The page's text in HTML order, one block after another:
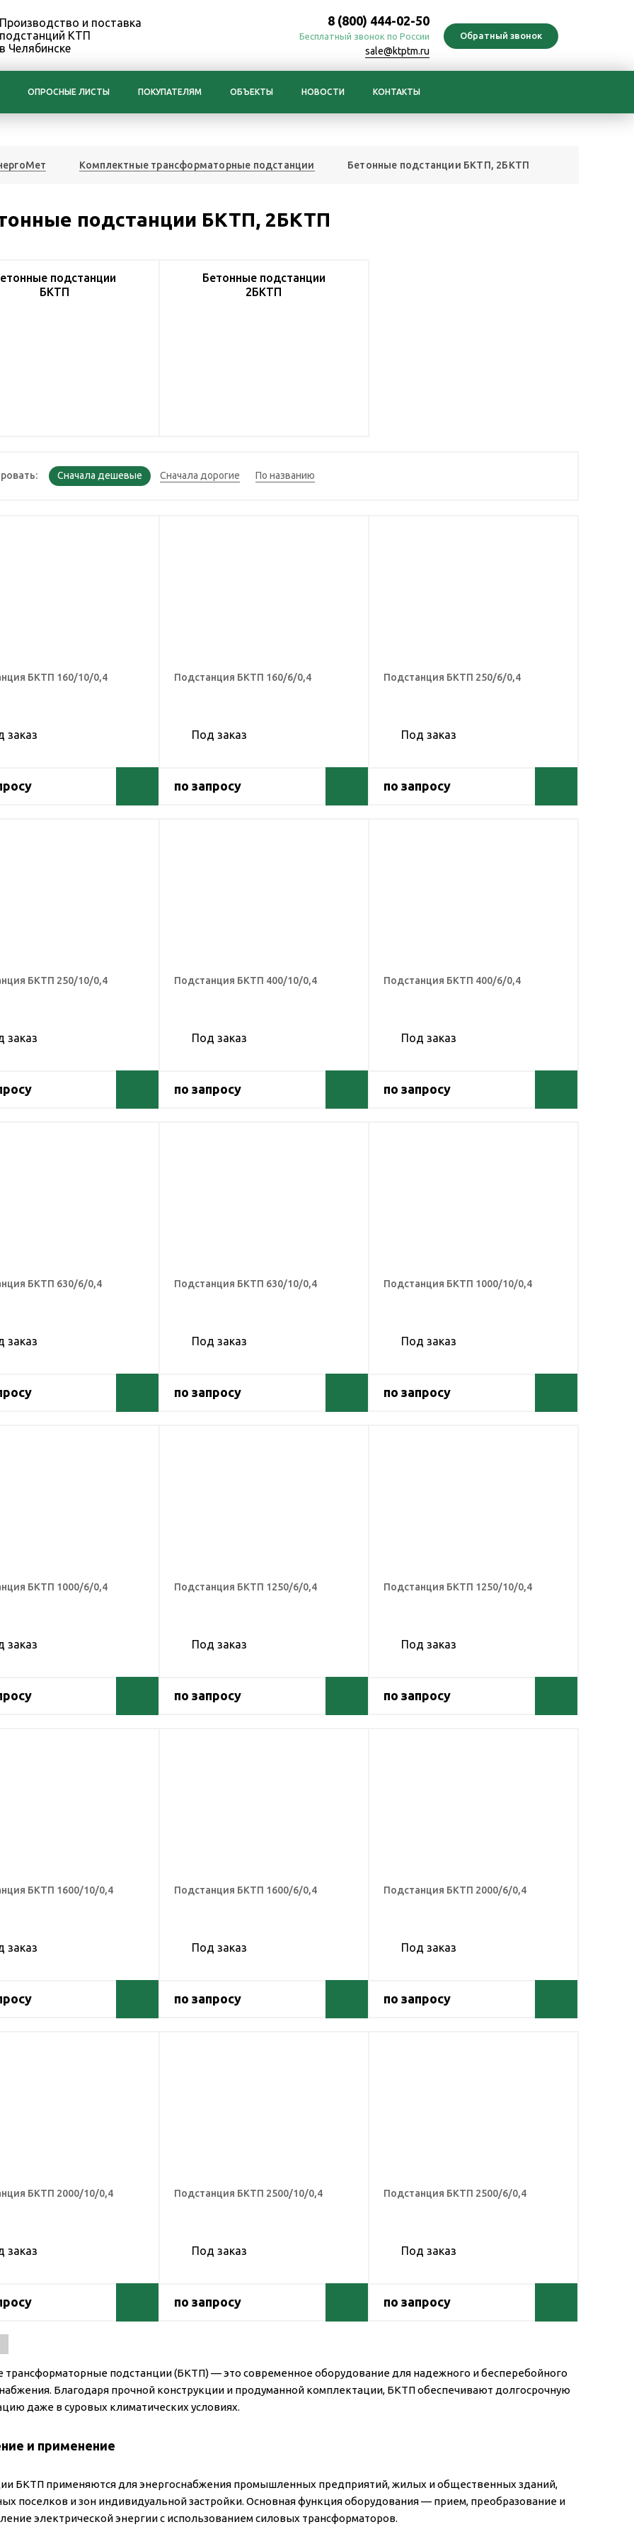
Производство и поставка
подстанций КТП
в Челябинске
8 (800) 444-02-50
Бесплатный звонок по России
sale@ktptm.ru
ОПРОСНЫЕ ЛИСТЫ ПОКУПАТЕЛЯМ ОБЪЕКТЫ НОВОСТИ КОНТАКТЫ
Комплектные трансформаторные подстанции Бетонные подстанции БКТП, 2БКТП
подстанции БКТП, 2БКТП
подстанции
БКТП
Бетонные подстанции
2БКТП
БКТП 160/10/0,4
заказ
Подстанция БКТП 160/6/0,4
Под заказ
по запросу
Подстанция БКТП 250/6/0,4
Под заказ
по запросу
БКТП 250/10/0,4
заказ
Подстанция БКТП 400/10/0,4
Под заказ
по запросу
Подстанция БКТП 400/6/0,4
Под заказ
по запросу
БКТП 630/6/0,4
заказ
Подстанция БКТП 630/10/0,4
Под заказ
по запросу
Подстанция БКТП 1000/10/0,4
Под заказ
по запросу
БКТП 1000/6/0,4
заказ
Подстанция БКТП 1250/6/0,4
Под заказ
по запросу
Подстанция БКТП 1250/10/0,4
Под заказ
по запросу
БКТП 1600/10/0,4
заказ
Подстанция БКТП 1600/6/0,4
Под заказ
по запросу
Подстанция БКТП 2000/6/0,4
Под заказ
по запросу
БКТП 2000/10/0,4
заказ
Подстанция БКТП 2500/10/0,4
Под заказ
по запросу
Подстанция БКТП 2500/6/0,4
Под заказ
по запросу
трансформаторные подстанции (БКТП) — это современное оборудование для надежного и бесперебойного
Благодаря прочной конструкции и продуманной комплектации, БКТП обеспечивают долгосрочную
даже в суровых климатических условиях.
и применение
БКТП применяются для энергоснабжения промышленных предприятий, жилых и общественных зданий,
поселков и зон индивидуальной застройки. Основная функция оборудования — прием, преобразование и
электрической энергии с использованием силовых трансформаторов.